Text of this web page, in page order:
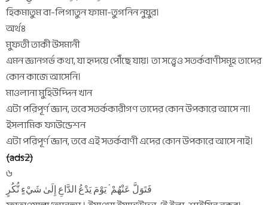
হিকমাতুম বা-লিগাতুন ফামা-তুগনিন নুযুর।
অর্থঃ
মুফতী তাকী উসমানী
এমন জ্ঞানগর্ভ কথা, যা হৃদয়ে পৌঁছে যায়। তা সত্ত্বেও সতর্কবাণীসমূহ তাদের
কোন কাজে আসেনি।
মাওলানা মুহিউদ্দিন খান
এটা পরিপূর্ণ জ্ঞান, তবে সতর্ককারীগণ তাদের কোন উপকারে আসে না।
ইসলামিক ফাউন্ডেশন
এটা পরিপূর্ণ জ্ঞান, তবে এই সতর্কবাণী এদের কোন উপকারে আসে নাই।
(ads2)
৬
فَتَوَلَّ عَنْهُمْ ۘ يَوْمَ يَدْعُ الدَّاعِ إِلَىٰ شَيْءٍ نُّكُرٍ